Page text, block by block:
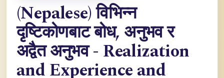
(Nepalese) विभिन्न
दृष्टिकोणबाट बोध, अनुभव र
अद्वैत अनुभव - Realization
and Experience and